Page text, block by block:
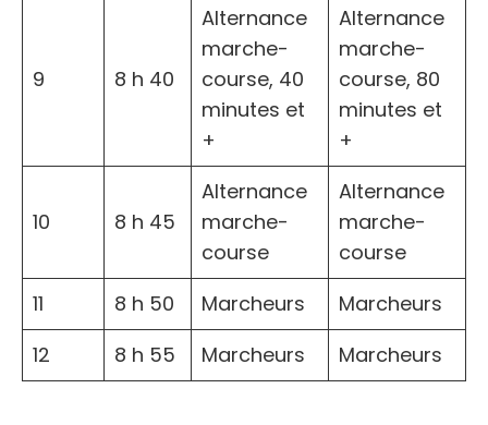
9 8 h 40
Alternance
marche-
course, 40
minutes et
+
Alternance
marche-
course, 80
minutes et
+
10 8 h 45
Alternance
marche-
course
Alternance
marche-
course
11
8 h 50 Marcheurs
Marcheurs
12
8 h 55 Marcheurs Marcheurs